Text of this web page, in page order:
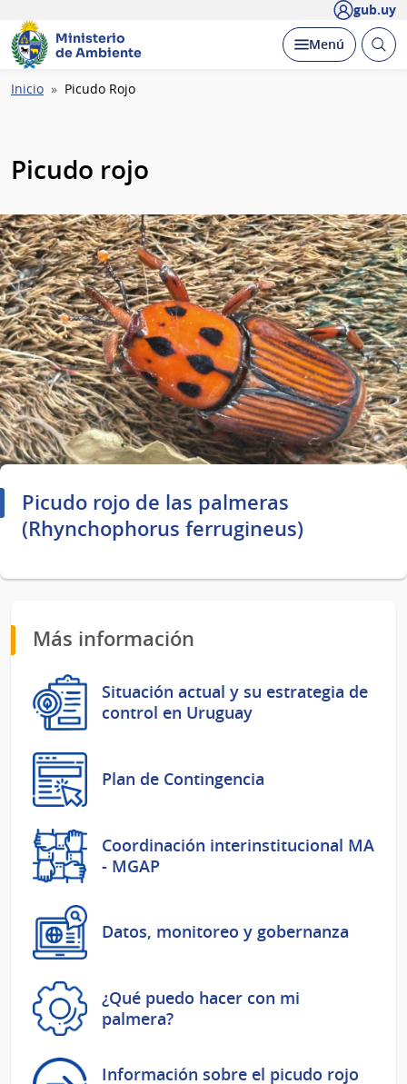
gub.uy
Ministerio
de Ambiente
Desplegar
Menú Abrir
Ruta
Inicio Picudo Rojo
Picudo rojo
Picudo rojo de las palmeras
(Rhynchophorus ferrugineus)
Más información
Situación actual y su estrategia de
control en Uruguay
Plan de Contingencia
Coordinación interinstitucional MA
- MGAP
Datos, monitoreo y gobernanza
¿Qué puedo hacer con mi
palmera?
Información sobre el picudo rojo